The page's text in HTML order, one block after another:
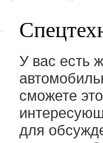
У вас есть
сможете
для